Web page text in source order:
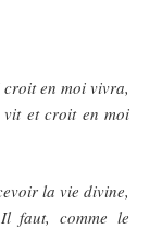
en moi vivra,
vit et croit en moi
la vie divine,
faut, comme le